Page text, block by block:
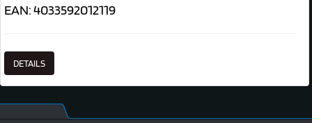
EAN: 4033592012119
DETAILS